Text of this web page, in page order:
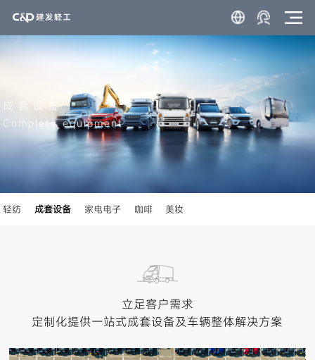
成套设备
Complete equipment
轻纺 成套设备 家电电子 咖啡 美妆
立足客户需求
定制化提供一站式成套设备及车辆整体解决方案